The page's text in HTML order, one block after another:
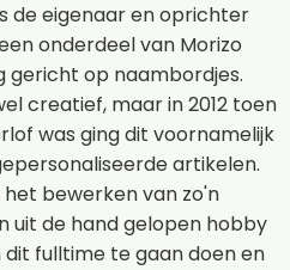
de eigenaar en oprichter
onderdeel van Morizo
gericht op naambordjes.
creatief, maar in 2012 toen
was ging dit voornamelijk
artikelen.
bewerken van zo'n
uit de hand gelopen hobby
fulltime te gaan doen en